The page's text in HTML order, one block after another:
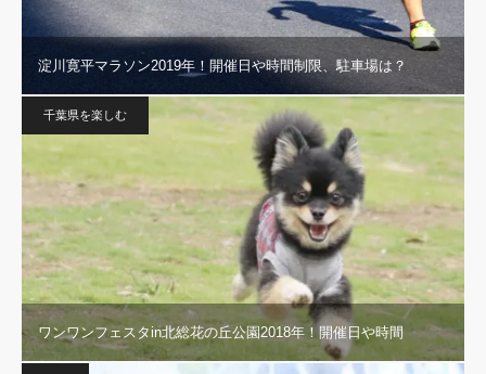
淀川寛平マラソン2019年！開催日や時間制限、駐車場は？
千葉県を楽しむ
ワンワンフェスタin北総花の丘公園2018年！開催日や時間